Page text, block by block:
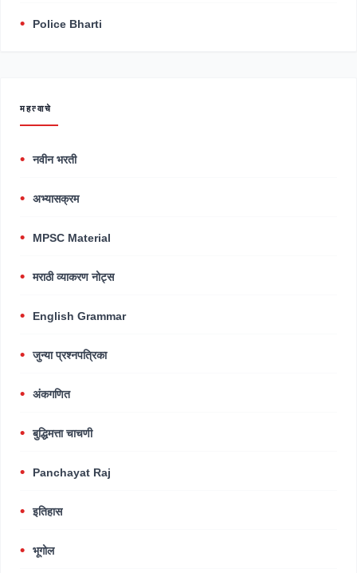
Police Bharti
महत्वाचे
नवीन भरती
अभ्यासक्रम
MPSC Material
मराठी व्याकरण नोट्स
English Grammar
जुन्या प्रश्नपत्रिका
अंकगणित
बुद्धिमत्ता चाचणी
Panchayat Raj
इतिहास
भूगोल